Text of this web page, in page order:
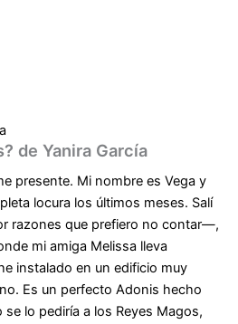
de Yanira García
presente. Mi nombre es Vega y
locura los últimos meses. Salí
razones que prefiero no contar—,
mi amiga Melissa lleva
instalado en un edificio muy
Es un perfecto Adonis hecho
se lo pediría a los Reyes Magos,